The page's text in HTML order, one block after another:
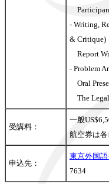
- Writing,
& Critique)
Report
- Problem
Oral
The
受講料：
一般
航空券は各
申込先：
東京外国
7634